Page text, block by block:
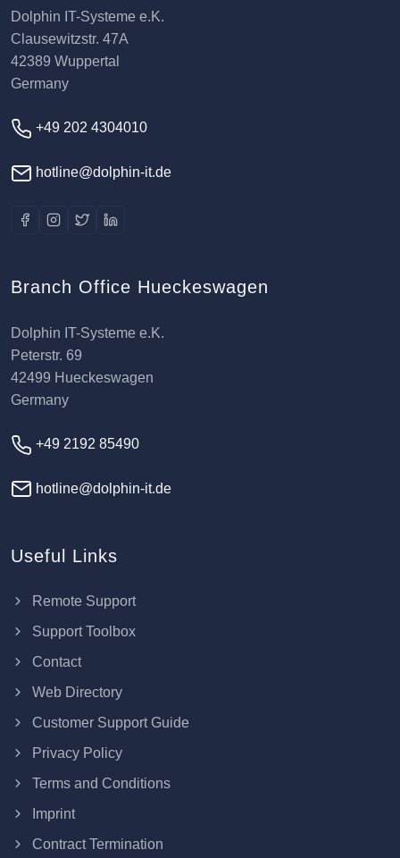
Dolphin IT-Systeme e.K.
Clausewitzstr. 47A
42389 Wuppertal
Germany
+49 202 4304010
hotline@dolphin-it.de
Branch Office Hueckeswagen
Dolphin IT-Systeme e.K.
Peterstr. 69
42499 Hueckeswagen
Germany
+49 2192 85490
hotline@dolphin-it.de
Useful Links
Remote Support
Support Toolbox
Contact
Web Directory
Customer Support Guide
Privacy Policy
Terms and Conditions
Imprint
Contract Termination